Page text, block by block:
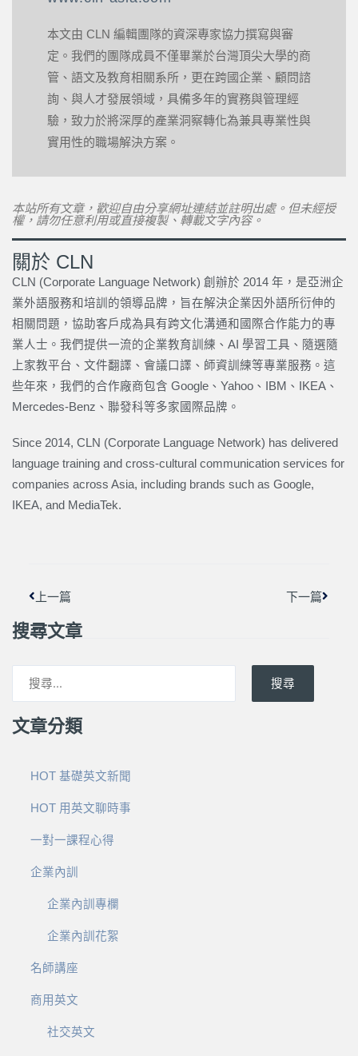
本文由 CLN 編輯團隊的資深專家協力撰寫與審
定。我們的團隊成員不僅畢業於台灣頂尖大學的商
管、語文及教育相關系所，更在跨國企業、顧問諮
詢、與人才發展領域，具備多年的實務與管理經
驗，致力於將深厚的產業洞察轉化為兼具專業性與
實用性的職場解決方案。
本站所有文章，歡迎自由分享網址連結並註明出處。但未經授
權，請勿任意利用或直接複製、轉載文字內容。
關於 CLN
CLN (Corporate Language Network) 創辦於 2014 年，是亞洲企
業外語服務和培訓的領導品牌，旨在解決企業因外語所衍伸的
相關問題，協助客戶成為具有跨文化溝通和國際合作能力的專
業人士。我們提供一流的企業教育訓練、AI 學習工具、隨選隨
上家教平台、文件翻譯、會議口譯、師資訓練等專業服務。這
些年來，我們的合作廠商包含 Google、Yahoo、IBM、IKEA、
Mercedes-Benz、聯發科等多家國際品牌。
Since 2014, CLN (Corporate Language Network) has delivered
language training and cross-cultural communication services for
companies across Asia, including brands such as Google,
IKEA, and MediaTek.
上一篇 下一篇
搜尋文章
搜尋
文章分類
HOT 基礎英文新聞
HOT 用英文聊時事
一對一課程心得
企業內訓
企業內訓專欄
企業內訓花絮
名師講座
商用英文
社交英文